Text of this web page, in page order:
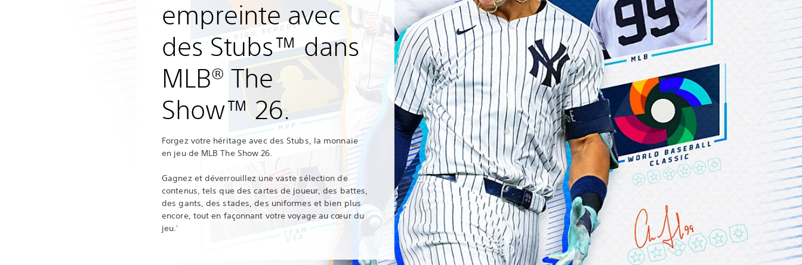
empreinte avec
des Stubs™ dans
MLB® The
Show™ 26.
Forgez votre héritage avec des Stubs, la monnaie
en jeu de MLB The Show 26.
Gagnez et déverrouillez une vaste sélection de
contenus, tels que des cartes de joueur, des battes,
des gants, des stades, des uniformes et bien plus
encore, tout en façonnant votre voyage au cœur du
jeu.1